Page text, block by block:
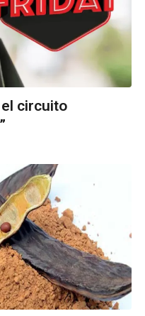
el circuito